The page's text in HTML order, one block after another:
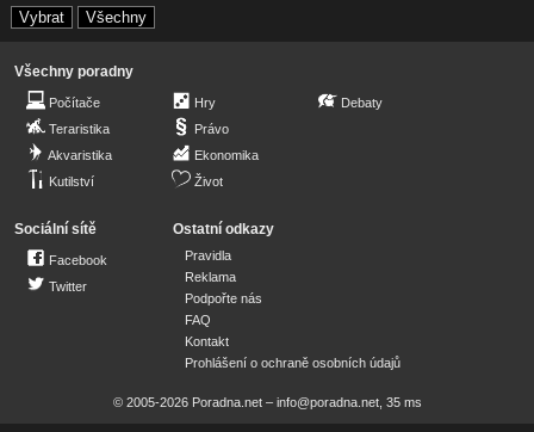
Všechny poradny
Počítače
Teraristika
Akvaristika
Kutilství
Hry
Právo
Ekonomika
Život
Debaty
Sociální sítě
Facebook
Twitter
Ostatní odkazy
Pravidla
Reklama
Podpořte nás
FAQ
Kontakt
Prohlášení o ochraně osobních údajů
© 2005-2026 Poradna.net – info@poradna.net, 35 ms